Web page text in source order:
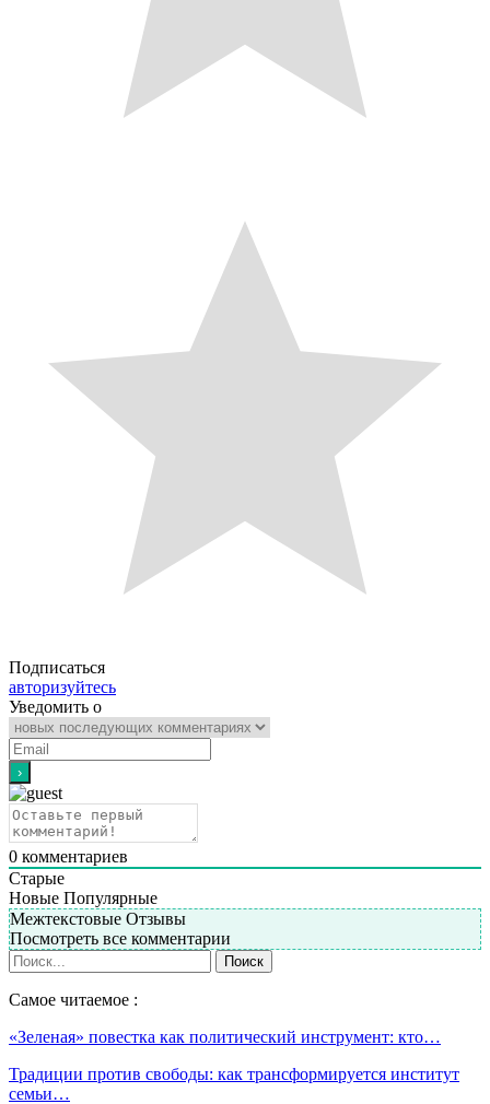
Подписаться
авторизуйтесь
Уведомить о
0 комментариев
Старые
Новые Популярные
Межтекстовые Отзывы
Посмотреть все комментарии
Самое читаемое :
«Зеленая» повестка как политический инструмент: кто…
Традиции против свободы: как трансформируется институт
семьи…